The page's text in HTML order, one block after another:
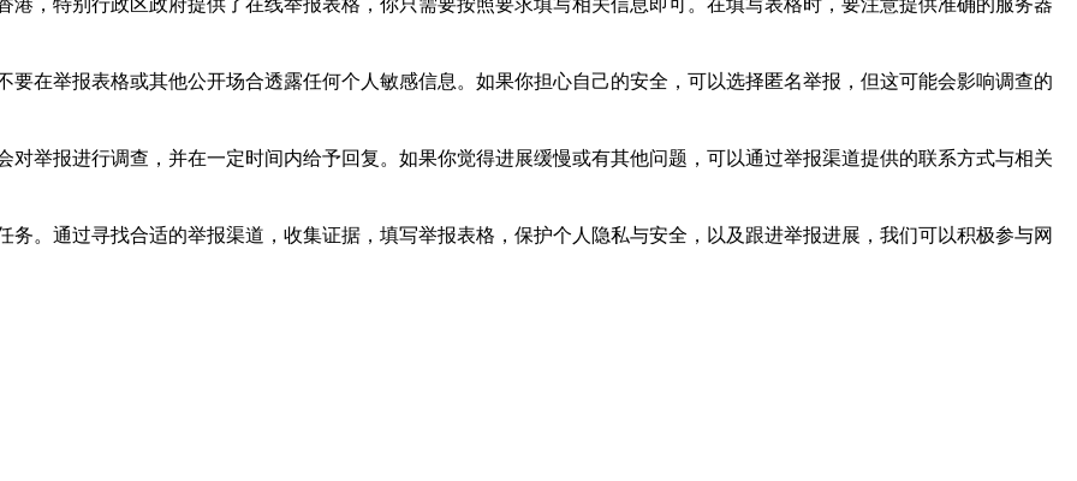
，特别行政区政府提供了在线举报表格，你只需要按照要求填写相关信息即可。在填写表格时，要注意提供准确的服务器
在举报表格或其他公开场合透露任何个人敏感信息。如果你担心自己的安全，可以选择匿名举报，但这可能会影响调查的
举报进行调查，并在一定时间内给予回复。如果你觉得进展缓慢或有其他问题，可以通过举报渠道提供的联系方式与相关
。通过寻找合适的举报渠道，收集证据，填写举报表格，保护个人隐私与安全，以及跟进举报进展，我们可以积极参与网